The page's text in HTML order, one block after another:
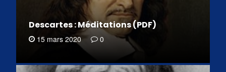
Descartes : Méditations (PDF)
15 mars 2020 0